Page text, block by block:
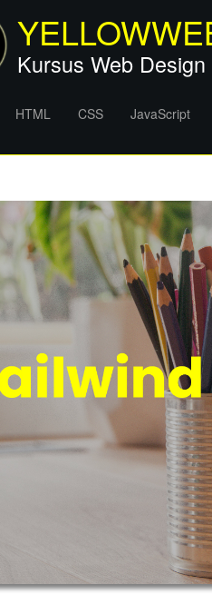
Kursus Web
HTML CSS JavaScript